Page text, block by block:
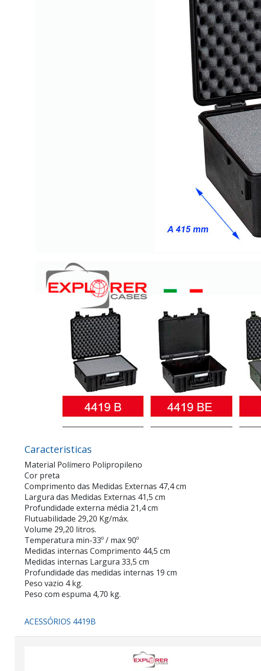
Caracteristicas
Material Polímero Polipropileno
Cor preta
Comprimento das Medidas Externas 47,4 cm
Largura das Medidas Externas 41,5 cm
Profundidade externa média 21,4 cm
Flutuabilidade 29,20 Kg/máx.
Volume 29,20 litros.
Temperatura min-33º / max 90º
Medidas internas Comprimento 44,5 cm
Medidas internas Largura 33,5 cm
Profundidade das medidas internas 19 cm
Peso vazio 4 kg.
Peso com espuma 4,70 kg.
ACESSÓRIOS 4419B